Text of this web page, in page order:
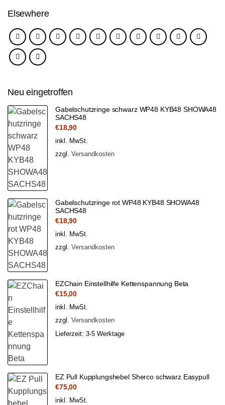
Elsewhere
Neu eingetroffen
Gabelschutzringe schwarz WP48 KYB48 SHOWA48
SACHS48
€18,90
inkl. MwSt.
zzgl. Versandkosten
Gabelschutzringe rot WP48 KYB48 SHOWA48
SACHS48
€18,90
inkl. MwSt.
zzgl. Versandkosten
EZChain Einstellhilfe Kettenspannung Beta
€15,00
inkl. MwSt.
zzgl. Versandkosten
Lieferzeit: 3-5 Werktage
EZ Pull Kupplungshebel Sherco schwarz Easypull
€75,00
inkl. MwSt.